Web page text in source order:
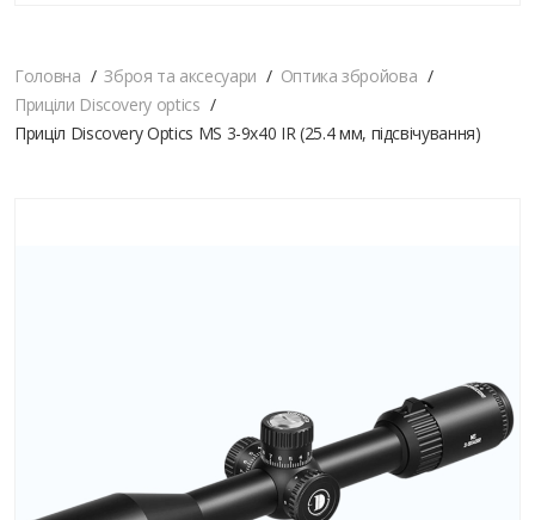
Головна Зброя та аксесуари
Оптика збройова
Приціли Discovery optics
Приціл Discovery Optics MS 3-9x40 IR (25.4 мм, підсвічування)